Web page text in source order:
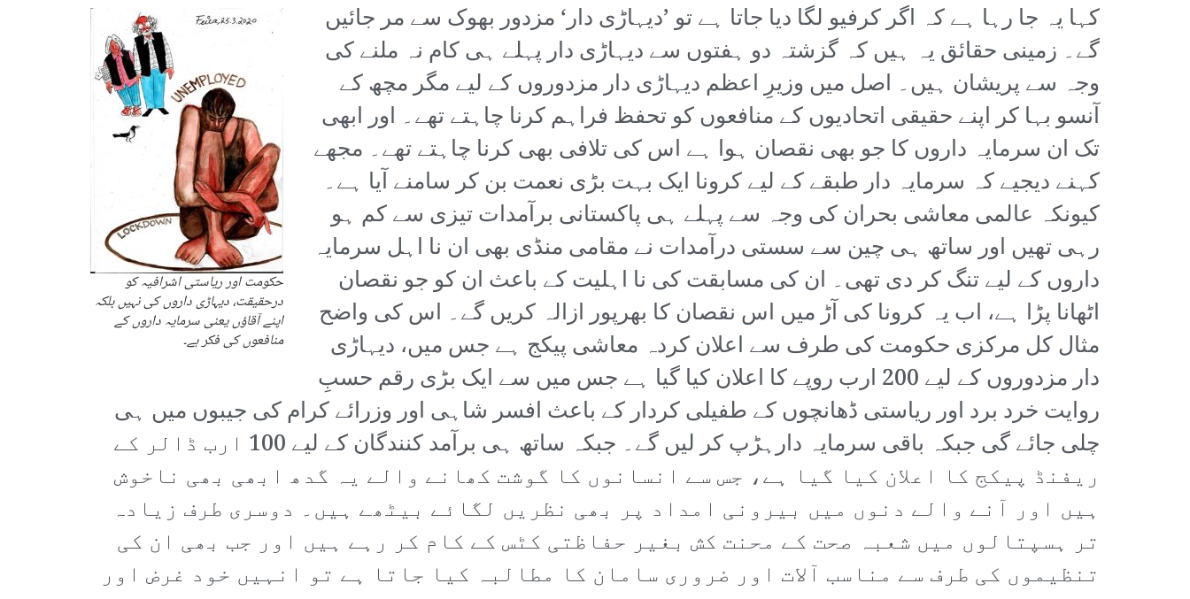
حکومت اور ریاستی اشرافیہ کو
درحقیقت، دیہاڑی داروں کی نہیں بلکہ
اپنے آقاؤں یعنی سرمایہ داروں کے
منافعوں کی فکر ہے۔
کہا یہ جا رہا ہے کہ اگر کرفیو لگا دیا جاتا ہے تو ’دیہاڑی دار‘ مزدور بھوک سے مر جائیں
گے۔ زمینی حقائق یہ ہیں کہ گزشتہ دو ہفتوں سے دیہاڑی دار پہلے ہی کام نہ ملنے کی
وجہ سے پریشان ہیں۔ اصل میں وزیرِ اعظم دیہاڑی دار مزدوروں کے لیے مگر مچھ کے
آنسو بہا کر اپنے حقیقی اتحادیوں کے منافعوں کو تحفظ فراہم کرنا چاہتے تھے۔ اور ابھی
تک ان سرمایہ داروں کا جو بھی نقصان ہوا ہے اس کی تلافی بھی کرنا چاہتے تھے۔ مجھے
کہنے دیجیے کہ سرمایہ دار طبقے کے لیے کرونا ایک بہت بڑی نعمت بن کر سامنے آیا ہے۔
کیونکہ عالمی معاشی بحران کی وجہ سے پہلے ہی پاکستانی برآمدات تیزی سے کم ہو
رہی تھیں اور ساتھ ہی چین سے سستی درآمدات نے مقامی منڈی بھی ان نا اہل سرمایہ
داروں کے لیے تنگ کر دی تھی۔ ان کی مسابقت کی نا اہلیت کے باعث ان کو جو نقصان
اٹھانا پڑا ہے، اب یہ کرونا کی آڑ میں اس نقصان کا بھرپور ازالہ کریں گے۔ اس کی واضح
مثال کل مرکزی حکومت کی طرف سے اعلان کردہ معاشی پیکج ہے جس میں، دیہاڑی
دار مزدوروں کے لیے 200 ارب روپے کا اعلان کیا گیا ہے جس میں سے ایک بڑی رقم حسبِ
روایت خرد برد اور ریاستی ڈھانچوں کے طفیلی کردار کے باعث افسر شاہی اور وزرائے کرام کی جیبوں میں ہی
چلی جائے گی جبکہ باقی سرمایہ دارہڑپ کر لیں گے۔ جبکہ ساتھ ہی برآمد کنندگان کے لیے 100 ارب ڈالر کے
ریفنڈ پیکج کا اعلان کیا گیا ہے، جس سے انسانوں کا گوشت کھانے والے یہ گدھ ابھی بھی ناخوش
ہیں اور آنے والے دنوں میں بیرونی امداد پر بھی نظریں لگائے بیٹھے ہیں۔ دوسری طرف زیادہ
تر ہسپتالوں میں شعبہ صحت کے محنت کش بغیر حفاظتی کٹس کے کام کر رہے ہیں اور جب بھی ان کی
تنظیموں کی طرف سے مناسب آلات اور ضروری سامان کا مطالبہ کیا جاتا ہے تو انہیں خود غرض اور